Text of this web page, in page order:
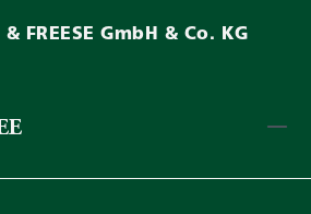
& FREESE GmbH & Co. KG